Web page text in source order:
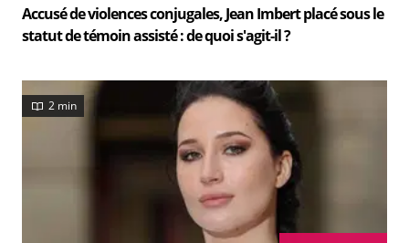
Accusé de violences conjugales, Jean Imbert placé sous le
statut de témoin assisté : de quoi s'agit-il ?
2 min